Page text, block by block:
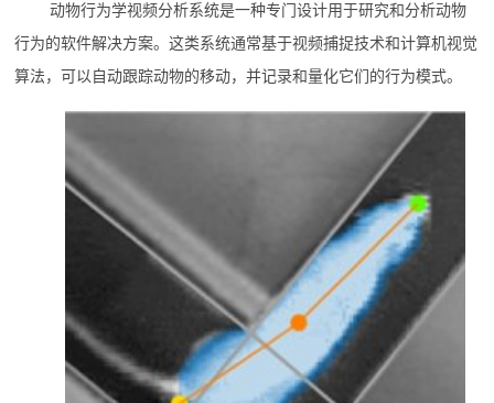
动物行为学视频分析系统是一种专门设计用于研究和分析动物
行为的软件解决方案。这类系统通常基于视频捕捉技术和计算机视觉
算法，可以自动跟踪动物的移动，并记录和量化它们的行为模式。